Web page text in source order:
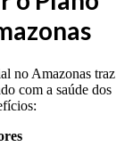
no Amazonas traz
com a saúde dos